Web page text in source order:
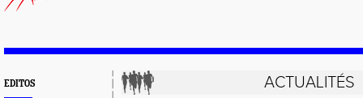
EDITOS ACTUALITÉS